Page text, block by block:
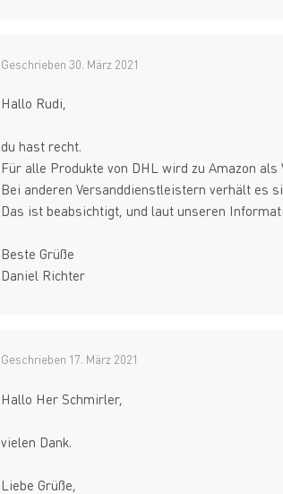
Geschrieben 30. März 2021
Hallo Rudi,
du hast recht.
Für alle Produkte von DHL wird zu Amazon
Bei anderen Versanddienstleistern verhält es
Das ist beabsichtigt, und laut unseren
Beste Grüße
Daniel Richter
Geschrieben 17. März 2021
Hallo Her Schmirler,
vielen Dank.
Liebe Grüße,